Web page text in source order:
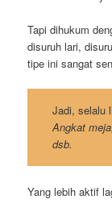
Tapi dihukum
disuruh lari,
tipe ini sangat
Jadi, selalu
Angkat
dsb.
Yang lebih aktif